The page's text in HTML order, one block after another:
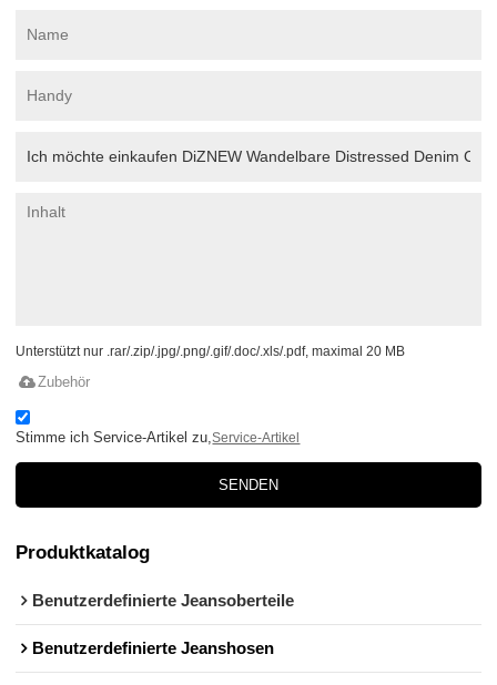
Unterstützt nur .rar/.zip/.jpg/.png/.gif/.doc/.xls/.pdf, maximal 20 MB
Zubehör
Stimme ich Service-Artikel zu,Service-Artikel
SENDEN
Produktkatalog
Benutzerdefinierte Jeansoberteile
Benutzerdefinierte Jeanshosen